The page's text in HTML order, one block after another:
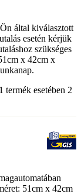
által kiválasztott
esetén kérjük
szükséges
x 42cm x
termék esetében 2
51cm x 42cm